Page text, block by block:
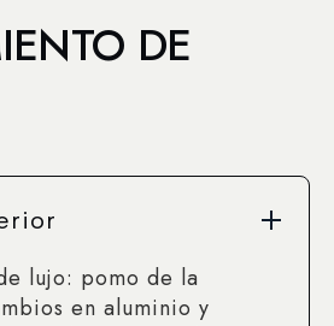
DE
lujo: pomo de la
en aluminio y